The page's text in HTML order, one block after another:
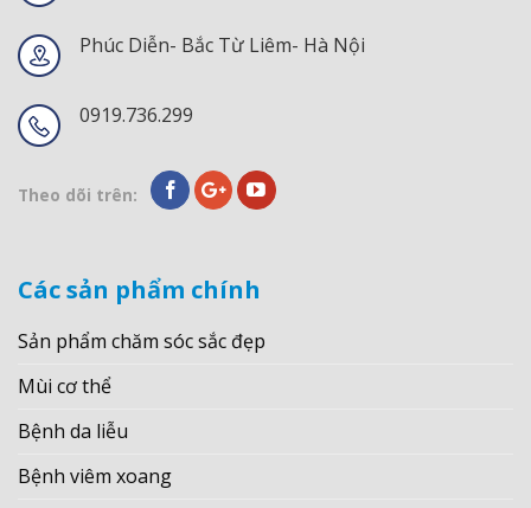
Phúc Diễn- Bắc Từ Liêm- Hà Nội
0919.736.299
Theo dõi trên:
Các sản phẩm chính
Sản phẩm chăm sóc sắc đẹp
Mùi cơ thể
Bệnh da liễu
Bệnh viêm xoang